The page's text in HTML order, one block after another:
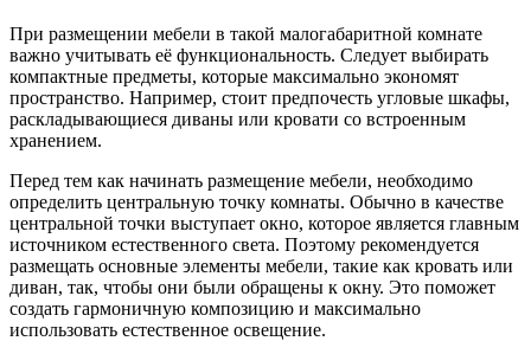
При размещении мебели в такой малогабаритной комнате
важно учитывать её функциональность. Следует выбирать
компактные предметы, которые максимально экономят
пространство. Например, стоит предпочесть угловые шкафы,
раскладывающиеся диваны или кровати со встроенным
хранением.
Перед тем как начинать размещение мебели, необходимо
определить центральную точку комнаты. Обычно в качестве
центральной точки выступает окно, которое является главным
источником естественного света. Поэтому рекомендуется
размещать основные элементы мебели, такие как кровать или
диван, так, чтобы они были обращены к окну. Это поможет
создать гармоничную композицию и максимально
использовать естественное освещение.